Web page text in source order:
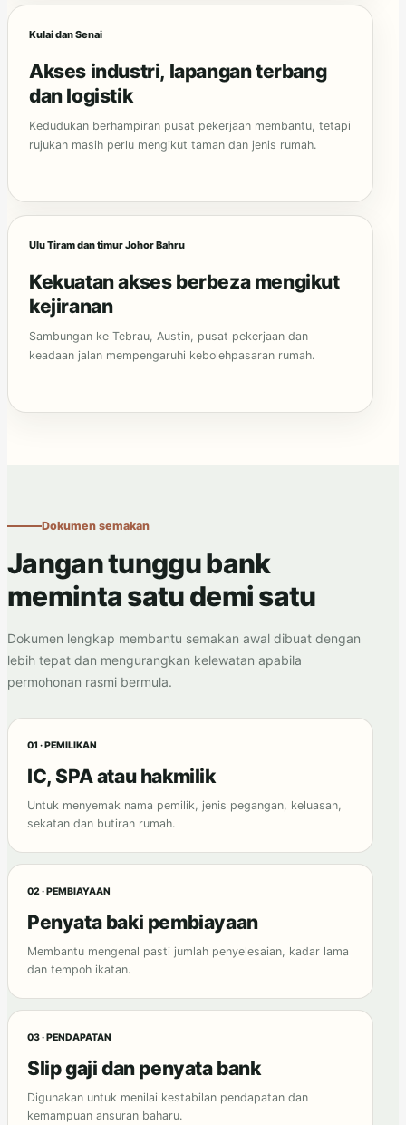
Kulai dan Senai
Akses industri, lapangan terbang
dan logistik
Kedudukan berhampiran pusat pekerjaan membantu, tetapi
rujukan masih perlu mengikut taman dan jenis rumah.
Ulu Tiram dan timur Johor Bahru
Kekuatan akses berbeza mengikut
kejiranan
Sambungan ke Tebrau, Austin, pusat pekerjaan dan
keadaan jalan mempengaruhi kebolehpasaran rumah.
Dokumen semakan
Jangan tunggu bank
meminta satu demi satu
Dokumen lengkap membantu semakan awal dibuat dengan
lebih tepat dan mengurangkan kelewatan apabila
permohonan rasmi bermula.
01 · PEMILIKAN
IC, SPA atau hakmilik
Untuk menyemak nama pemilik, jenis pegangan, keluasan,
sekatan dan butiran rumah.
02 · PEMBIAYAAN
Penyata baki pembiayaan
Membantu mengenal pasti jumlah penyelesaian, kadar lama
dan tempoh ikatan.
03 · PENDAPATAN
Slip gaji dan penyata bank
Digunakan untuk menilai kestabilan pendapatan dan
kemampuan ansuran baharu.